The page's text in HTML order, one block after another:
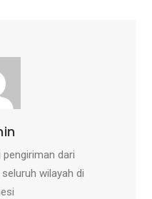
dari
wilayah di